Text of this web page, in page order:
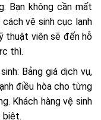
Bạn không cần mất
vệ sinh cục lạnh
thuật viên sẽ đến hỗ
thì.
Bảng giá dịch vụ,
điều hòa cho từng
Khách hàng vệ sinh
biệt.